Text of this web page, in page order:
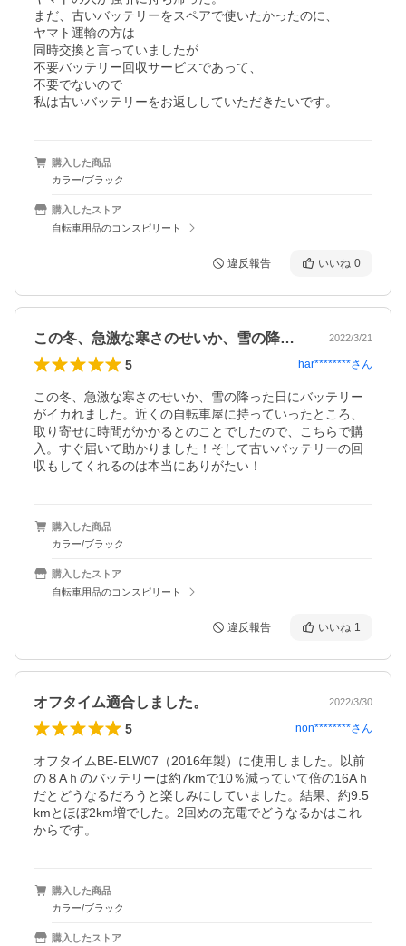
まだ、古いバッテリーをスペアで使いたかったのに、
ヤマト運輸の方は
同時交換と言っていましたが
不要バッテリー回収サービスであって、
不要でないので
私は古いバッテリーをお返ししていただきたいです。
購入した商品
カラー/ブラック
購入したストア
自転車用品のコンスピリート
違反報告 いいね 0
この冬、急激な寒さのせいか、雪の降った… 2022/3/21
5 har********さん
この冬、急激な寒さのせいか、雪の降った日にバッテリー
がイカれました。近くの自転車屋に持っていったところ、
取り寄せに時間がかかるとのことでしたので、こちらで購
入。すぐ届いて助かりました！そして古いバッテリーの回
収もしてくれるのは本当にありがたい！
購入した商品
カラー/ブラック
購入したストア
自転車用品のコンスピリート
違反報告 いいね 1
オフタイム適合しました。 2022/3/30
5 non********さん
オフタイムBE-ELW07（2016年製）に使用しました。以前
の８Aｈのバッテリーは約7kmで10％減っていて倍の16Aｈ
だとどうなるだろうと楽しみにしていました。結果、約9.5
kmとほぼ2km増でした。2回めの充電でどうなるかはこれ
からです。
購入した商品
カラー/ブラック
購入したストア